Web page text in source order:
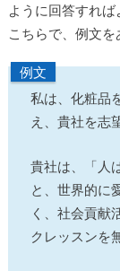
ように回答すれば
こちらで、例文を
例文
私は、化粧品
え、貴社を志
貴社は、「人
と、世界的に
く、社会貢献
クレッスンを